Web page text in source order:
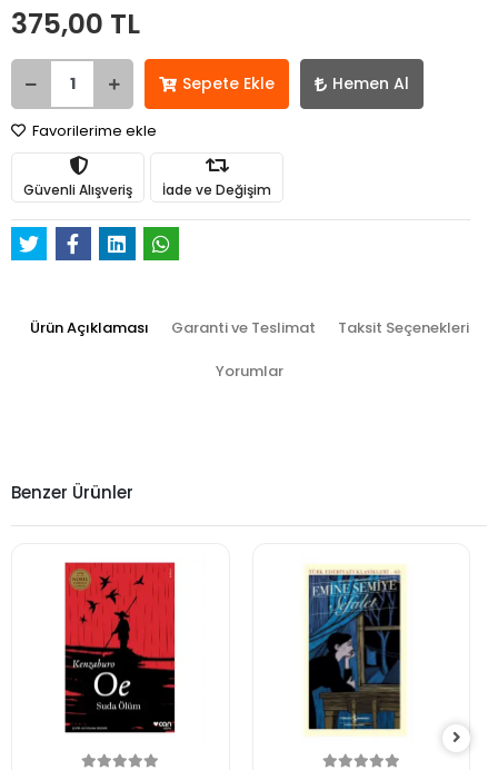
375,00 TL
Sepete Ekle Hemen Al
Favorilerime ekle
Güvenli Alışveriş İade ve Değişim
Ürün Açıklaması Garanti ve Teslimat Taksit Seçenekleri
Yorumlar
Benzer Ürünler